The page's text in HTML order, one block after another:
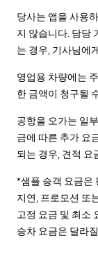
당사는 앱을 사용
지 않습니다. 담당
는 경우, 기사님에
영업용 차량에는
한 금액이 청구될
공항을 오가는 일
금에 따른 추가 요
되는 경우, 견적 요
*샘플 승객 요금은
지연, 프로모션 또
고정 요금 및 최소
승차 요금은 달라